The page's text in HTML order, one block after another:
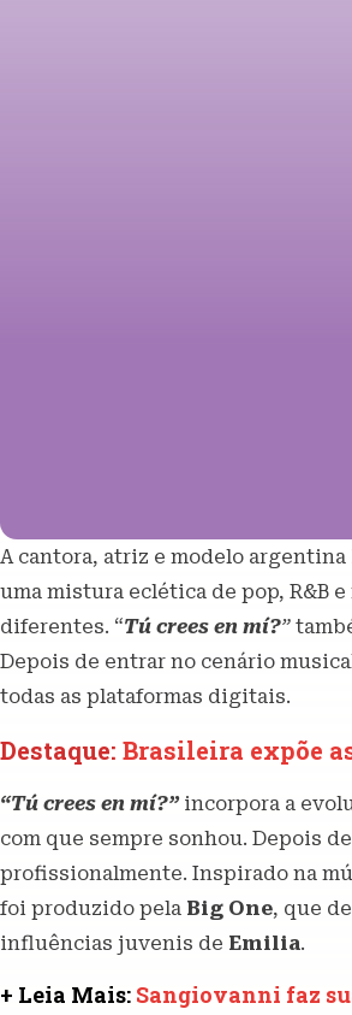
A cantora, atriz e modelo argentina
uma mistura eclética de pop, R&B
diferentes. “Tú crees en mí?”
Depois de entrar no cenário
todas as plataformas digitais.
Destaque: Brasileira expõe
“Tú crees en mí?”incorpora a
com que sempre sonhou. Depois
profissionalmente. Inspirado na
foi produzido pela Big One, que
influências juvenis de Emilia.
+ Leia Mais: Sangiovanni faz